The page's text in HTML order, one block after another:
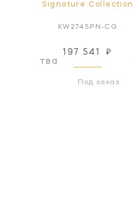
Signature Collection
KW2745PN-CG
197 541 ₽
Под заказ